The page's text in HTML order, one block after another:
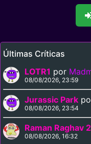
Últimas Críticas
LOTR1 por
08/08/2026, 23:59
Jurassic Park
08/08/2026, 23:54
Raman Raghav
08/08/2026, 16:32